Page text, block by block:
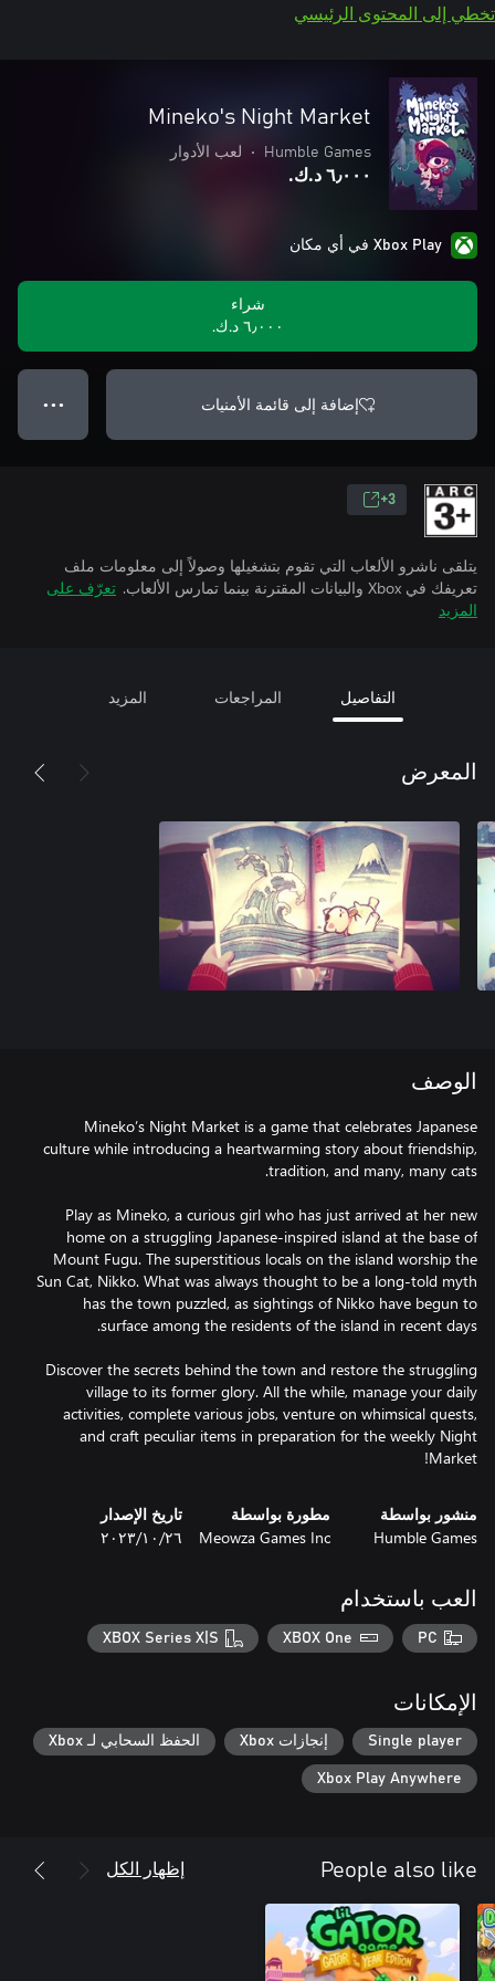
تخطي إلى المحتوى الرئيسي
Mineko's Night Market
Humble Games
• لعب الأدوار
٦٫٠٠٠ د.ك.‏
Xbox Play في أي مكان
شراء
٦٫٠٠٠ د.ك.‏
إضافة إلى قائمة الأمنيات ● ● ●
3+
يتلقى ناشرو الألعاب التي تقوم بتشغيلها وصولاً إلى معلومات ملف
تعريفك في Xbox والبيانات المقترنة بينما تمارس الألعاب.
تعرّف على
المزيد
التفاصيل المراجعات المزيد
المعرض
الوصف
Mineko’s Night Market is a game that celebrates Japanese
culture while introducing a heartwarming story about friendship,
Play as Mineko, a curious girl who has just arrived at her new
home on a struggling Japanese-inspired island at the base of
Mount Fugu. The superstitious locals on the island worship the
Sun Cat, Nikko. What was always thought to be a long-told myth
has the town puzzled, as sightings of Nikko have begun to
Discover the secrets behind the town and restore the struggling
village to its former glory. All the while, manage your daily
activities, complete various jobs, venture on whimsical quests,
and craft peculiar items in preparation for the weekly Night
Market!
منشور بواسطة
Humble Games
مطورة بواسطة
Meowza Games Inc
تاريخ الإصدار
٢٦‏/١٠‏/٢٠٢٣
العب باستخدام
PC
XBOX One
XBOX Series X|S
الإمكانات
Single player إنجازات Xbox الحفظ السحابي لـ Xbox
Xbox Play Anywhere
People also like إظهار الكل